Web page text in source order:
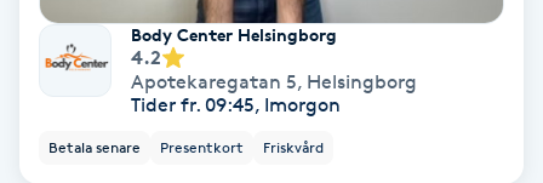
Tatueringsborttagning
Thaimassage
Body Center Helsingborg
4.2
Apotekaregatan 5, Helsingborg
Tider fr. 09:45, Imorgon
Betala senare Presentkort Friskvård